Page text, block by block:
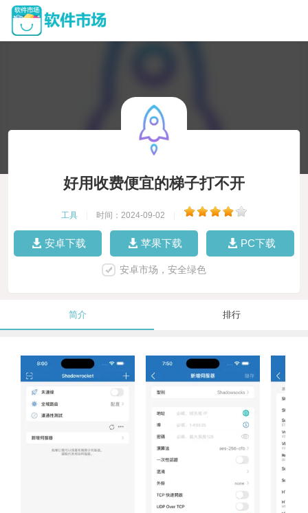
好用收费便宜的梯子打不开
工具 时间：2024-09-02
安卓下载 苹果下载 PC下载
安卓市场，安全绿色
简介 排行